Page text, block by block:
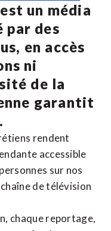
un média
par des
en accès
ni
de la
garantit
rendent
accessible
sur nos
chaîne de télévision
chaque reportage,